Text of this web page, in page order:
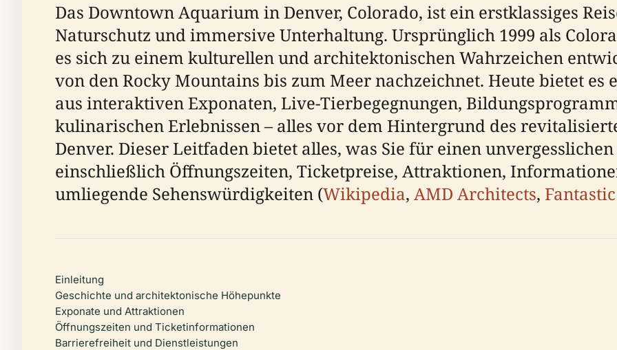
Das Downtown Aquarium in Denver, Colorado, ist ein erstklassiges
Naturschutz und immersive Unterhaltung. Ursprünglich 1999 als
es sich zu einem kulturellen und architektonischen Wahrzeichen
von den Rocky Mountains bis zum Meer nachzeichnet. Heute bietet es
aus interaktiven Exponaten, Live-Tierbegegnungen,
kulinarischen Erlebnissen – alles vor dem Hintergrund des
Denver. Dieser Leitfaden bietet alles, was Sie für einen
einschließlich Öffnungszeiten, Ticketpreise, Attraktionen,
umliegende Sehenswürdigkeiten (Wikipedia, AMD Architects,
Einleitung
Geschichte und architektonische Höhepunkte
Exponate und Attraktionen
Öffnungszeiten und Ticketinformationen
Barrierefreiheit und Dienstleistungen